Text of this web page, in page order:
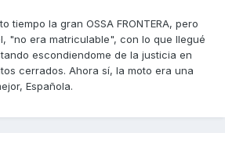
tiempo la gran OSSA FRONTERA, pero
"no era matriculable", con lo que llegué
escondiendome de la justicia en
cerrados. Ahora sí, la moto era una
Española.